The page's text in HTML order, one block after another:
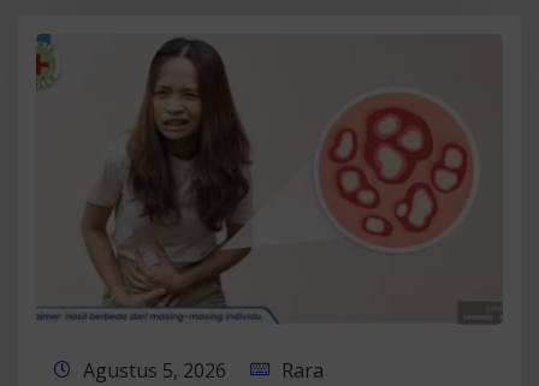
Agustus 5, 2026 Rara